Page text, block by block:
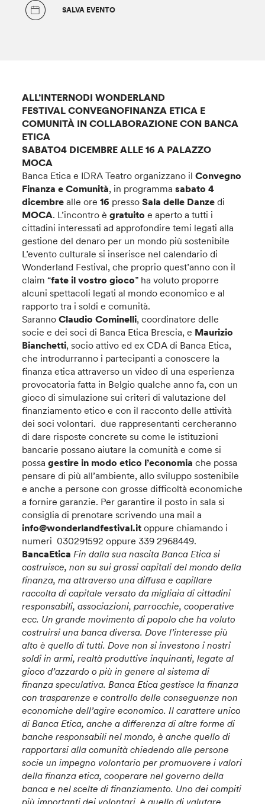
SALVA EVENTO
ALL’INTERNODI WONDERLAND
FESTIVALCONVEGNOFINANZA ETICA E
COMUNITÀ IN COLLABORAZIONE CON BANCA
ETICA
SABATO4 DICEMBRE ALLE 16 A PALAZZO
MOCA
Banca Etica e IDRA Teatro organizzano ilConvegno
Finanza e Comunità, in programmasabato 4
dicembrealle ore16 pressoSala delle Danzedi
MOCA. L’incontro ègratuitoe aperto a tutti i
cittadini interessati ad approfondire temi legati alla
gestione del denaro per un mondo più sostenibile
L’evento culturale si inserisce nel calendario di
Wonderland Festival, che proprio quest’anno con il
claim “fate il vostro gioco” ha voluto proporre
alcuni spettacoli legati al mondo economico e al
rapporto tra i soldi e comunità.
SarannoClaudio Cominelli, coordinatore delle
socie e dei soci di Banca Etica Brescia, e Maurizio
Bianchetti, socio attivo ed ex CDA di Banca Etica,
che introdurranno i partecipanti a conoscere la
finanza etica attraverso un video di una esperienza
provocatoria fatta in Belgio qualche anno fa, con un
gioco di simulazione sui criteri di valutazione del
finanziamento etico e con il racconto delle attività
dei soci volontari. due rappresentanti cercheranno
di dare risposte concrete su come le istituzioni
bancarie possano aiutare la comunità e come si
possagestire in modo etico l’economiache possa
pensare di più all’ambiente, allo sviluppo sostenibile
e anche a persone con grosse difficoltà economiche
a fornire garanzie. Per garantire il posto in sala si
consiglia di prenotare scrivendo una mail a
info@wonderlandfestival.itoppure chiamando i
numeri 030291592 oppure 339 2968449.
BancaEticaFin dalla sua nascita Banca Etica si
costruisce, non su sui grossi capitali del mondo della
finanza, ma attraverso una diffusa e capillare
raccolta di capitale versato da migliaia di cittadini
responsabili, associazioni, parrocchie, cooperative
ecc. Un grande movimento di popolo che ha voluto
costruirsi una banca diversa. Dove l’interesse più
alto è quello di tutti. Dove non si investono i nostri
soldi in armi, realtà produttive inquinanti, legate al
gioco d’azzardo o più in genere al sistema di
finanza speculativa.Banca Etica gestisce la finanza
con trasparenze e controllo delle conseguenze non
economiche dell’agire economico.Il carattere unico
di Banca Etica, anche a differenza di altre forme di
banche responsabili nel mondo, è anche quello di
rapportarsi alla comunità chiedendo alle persone
socie un impegno volontario per promuovere i valori
della finanza etica, cooperare nel governo della
banca e nel scelte di finanziamento. Uno dei compiti
più importanti dei volontari ,è quello di valutare